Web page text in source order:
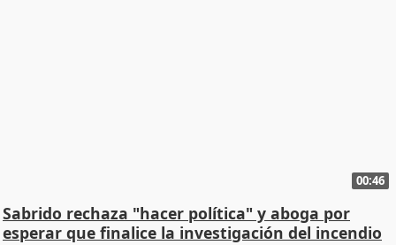
00:46
Sabrido rechaza "hacer política" y aboga por
esperar que finalice la investigación del incendio